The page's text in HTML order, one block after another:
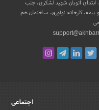
ابتدای اتوبان شهید لشکری، جنب
بیمه، کارخانه نوآوری، ساختمان هم
اجتماعی